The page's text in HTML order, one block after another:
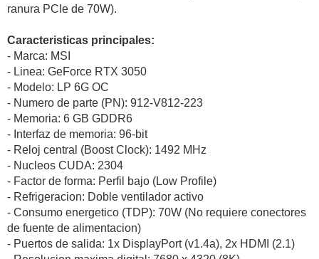
ranura PCIe de 70W).
Caracteristicas principales:
- Marca: MSI
- Linea: GeForce RTX 3050
- Modelo: LP 6G OC
- Numero de parte (PN): 912-V812-223
- Memoria: 6 GB GDDR6
- Interfaz de memoria: 96-bit
- Reloj central (Boost Clock): 1492 MHz
- Nucleos CUDA: 2304
- Factor de forma: Perfil bajo (Low Profile)
- Refrigeracion: Doble ventilador activo
- Consumo energetico (TDP): 70W (No requiere conectores
de fuente de alimentacion)
- Puertos de salida: 1x DisplayPort (v1.4a), 2x HDMI (2.1)